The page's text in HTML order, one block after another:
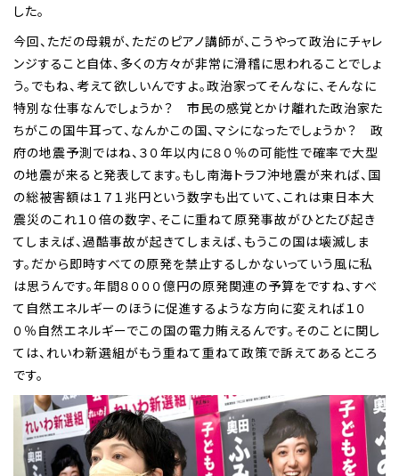
した。
今回、ただの母親が、ただのピアノ講師が、こうやって政治にチャレ
ンジすること自体、多くの方々が非常に滑稽に思われることでしょ
う。でもね、考えて欲しいんですよ。政治家ってそんなに、そんなに
特別な仕事なんでしょうか？ 市民の感覚とかけ離れた政治家た
ちがこの国牛耳って、なんかこの国、マシになったでしょうか？ 政
府の地震予測ではね、３０年以内に８０％の可能性で確率で大型
の地震が来ると発表してます。もし南海トラフ沖地震が来れば、国
の総被害額は１７１兆円という数字も出ていて、これは東日本大
震災のこれ１０倍の数字、そこに重ねて原発事故がひとたび起き
てしまえば、過酷事故が起きてしまえば、もうこの国は壊滅しま
す。だから即時すべての原発を禁止するしかないっていう風に私
は思うんです。年間８０００億円の原発関連の予算をですね、すべ
て自然エネルギーのほうに促進するような方向に変えれば１０
０％自然エネルギーでこの国の電力賄えるんです。そのことに関し
ては、れいわ新選組がもう重ねて重ねて政策で訴えてあるところ
です。